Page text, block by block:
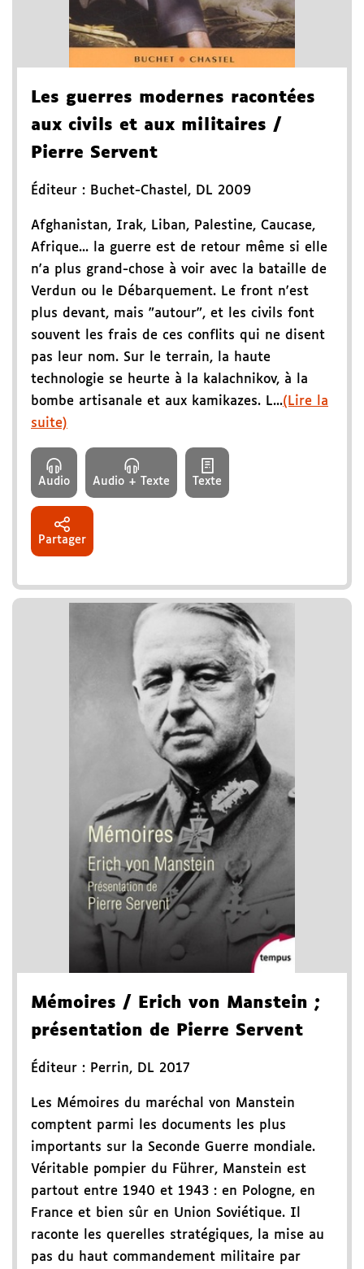
Les guerres modernes racontées
aux civils et aux militaires /
Pierre Servent
Éditeur : Buchet-Chastel , DL 2009
Afghanistan, Irak, Liban, Palestine, Caucase,
Afrique... la guerre est de retour même si elle
n'a plus grand-chose à voir avec la bataille de
Verdun ou le Débarquement. Le front n'est
plus devant, mais "autour", et les civils font
souvent les frais de ces conflits qui ne disent
pas leur nom. Sur le terrain, la haute
technologie se heurte à la kalachnikov, à la
bombe artisanale et aux kamikazes. L...(Lire la
suite)
Audio Audio + Texte Texte
Partager
Mémoires / Erich von Manstein ;
présentation de Pierre Servent
Éditeur : Perrin, DL 2017
Les Mémoires du maréchal von Manstein
comptent parmi les documents les plus
importants sur la Seconde Guerre mondiale.
Véritable pompier du Führer, Manstein est
partout entre 1940 et 1943 : en Pologne, en
France et bien sûr en Union Soviétique. Il
raconte les querelles stratégiques, la mise au
pas du haut commandement militaire par